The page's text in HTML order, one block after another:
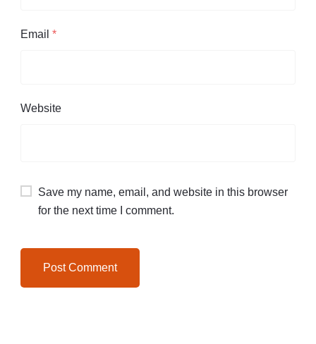
Email *
Website
Save my name, email, and website in this browser
for the next time I comment.